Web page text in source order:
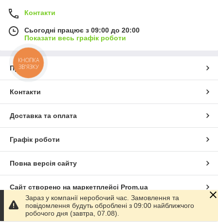
Контакти
Сьогодні працює з 09:00 до 20:00
Показати весь графік роботи
Про нас
Контакти
Доставка та оплата
Графік роботи
Повна версія сайту
Сайт створено на маркетплейсі Prom.ua
Політика конфіденційності
Зараз у компанії неробочий час. Замовлення та
повідомлення будуть оброблені з 09:00 найближчого
робочого дня (завтра, 07.08).
КНОПКА
ЗВ'ЯЗКУ